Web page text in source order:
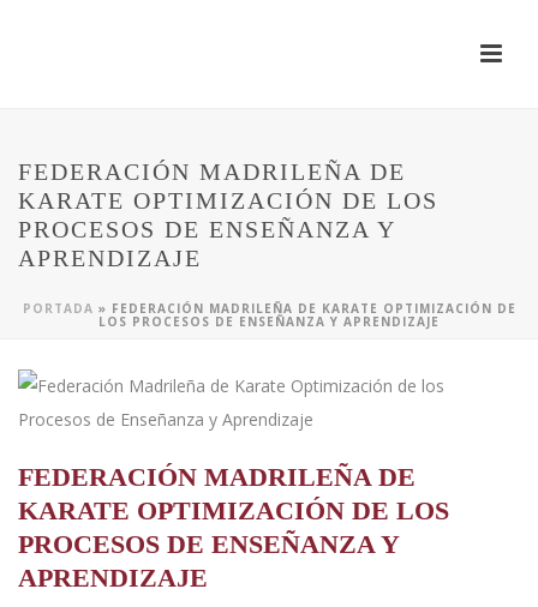
FEDERACIÓN MADRILEÑA DE
KARATE OPTIMIZACIÓN DE LOS
PROCESOS DE ENSEÑANZA Y
APRENDIZAJE
PORTADA » FEDERACIÓN MADRILEÑA DE KARATE OPTIMIZACIÓN DE
LOS PROCESOS DE ENSEÑANZA Y APRENDIZAJE
FEDERACIÓN MADRILEÑA DE
KARATE OPTIMIZACIÓN DE LOS
PROCESOS DE ENSEÑANZA Y
APRENDIZAJE